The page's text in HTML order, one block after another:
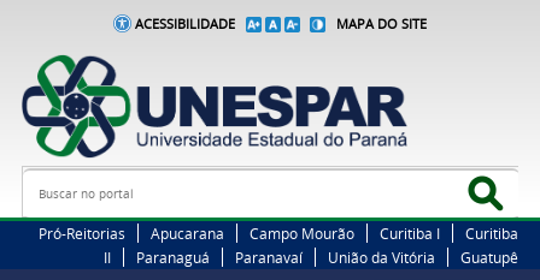
ACESSIBILIDADE MAPA DO SITE
Busca
Pró-Reitorias Apucarana Campo Mourão Curitiba I
Curitiba
II
Paranaguá Paranavaí União da Vitória Guatupê